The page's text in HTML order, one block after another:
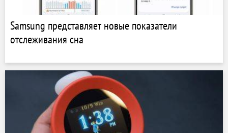
Samsung представляет новые показатели
отслеживания сна